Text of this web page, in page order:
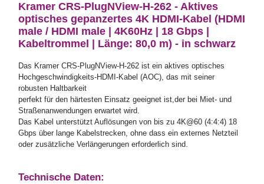
Kramer CRS-PlugNView-H-262 - Aktives
optisches gepanzertes 4K HDMI-Kabel (HDMI
male / HDMI male | 4K60Hz | 18 Gbps |
Kabeltrommel | Länge: 80,0 m) - in schwarz
Das Kramer CRS-PlugNView-H-262 ist ein aktives optisches
Hochgeschwindigkeits-HDMI-Kabel (AOC), das mit seiner
robusten Haltbarkeit
perfekt für den härtesten Einsatz geeignet ist,der bei Miet- und
Straßenanwendungen erwartet wird.
Das Kabel unterstützt Auflösungen von bis zu 4K@60 (4:4:4) 18
Gbps über lange Kabelstrecken, ohne dass ein externes Netzteil
oder zusätzliche Verlängerungen erforderlich sind.
Technische Daten: